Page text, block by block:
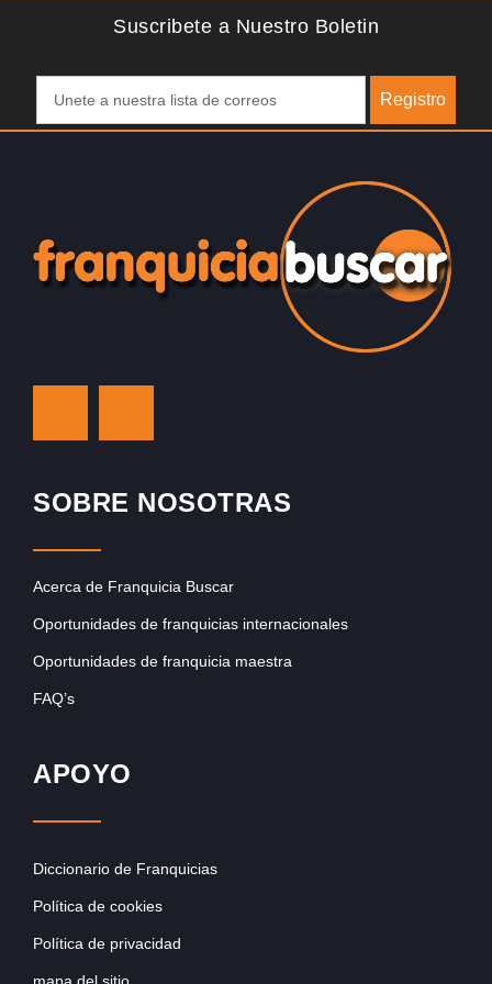
Suscribete a Nuestro Boletin
Registro
SOBRE NOSOTRAS
Acerca de Franquicia Buscar
Oportunidades de franquicias internacionales
Oportunidades de franquicia maestra
FAQ’s
APOYO
Diccionario de Franquicias
Política de cookies
Política de privacidad